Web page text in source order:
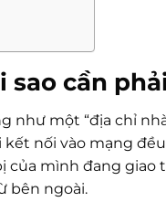
sao cần
như một “địa chỉ
nối vào mạng
của mình đang
bên ngoài.